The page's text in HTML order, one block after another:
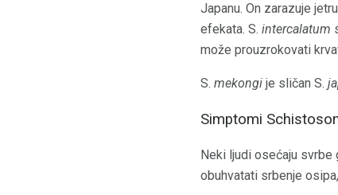
Japanu. On zarazuje
efekata. S. intercalatum
može prouzrokovati
S. mekongi je sličan S.
Simptomi
Neki ljudi osećaju svrbe
obuhvatati srbenje